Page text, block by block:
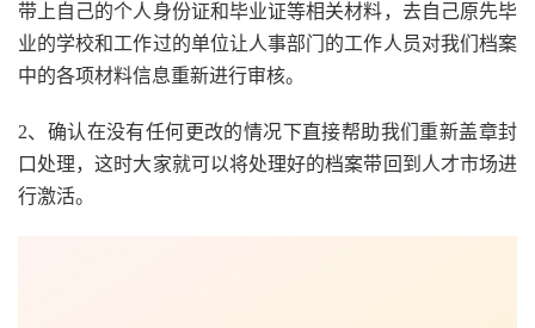
带上自己的个人身份证和毕业证等相关材料，去自己原先毕
业的学校和工作过的单位让人事部门的工作人员对我们档案
中的各项材料信息重新进行审核。
2、确认在没有任何更改的情况下直接帮助我们重新盖章封
口处理，这时大家就可以将处理好的档案带回到人才市场进
行激活。